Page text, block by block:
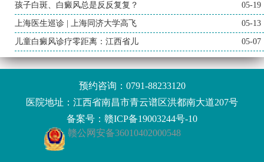
孩子白斑、白癜风总是反反复复？ 05-19
上海医生巡诊 | 上海同济大学高飞 05-13
儿童白癜风诊疗零距离：江西省儿 05-07
预约咨询： 0791-88233120
医院地址：江西省南昌市青云谱区洪都南大道207号
备案号： 赣ICP备19003244号-10
赣公网安备36010402000548